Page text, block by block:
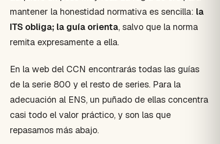
mantener la honestidad normativa es sencilla: la
ITS obliga; la guía orienta, salvo que la norma
remita expresamente a ella.
En la web del CCN encontrarás todas las guías
de la serie 800 y el resto de series. Para la
adecuación al ENS, un puñado de ellas concentra
casi todo el valor práctico, y son las que
repasamos más abajo.